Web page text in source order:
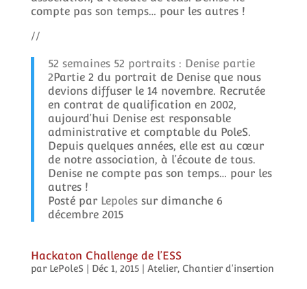
compte pas son temps… pour les autres !
//
52 semaines 52 portraits : Denise partie
2Partie 2 du portrait de Denise que nous
devions diffuser le 14 novembre. Recrutée
en contrat de qualification en 2002,
aujourd’hui Denise est responsable
administrative et comptable du PoleS.
Depuis quelques années, elle est au cœur
de notre association, à l’écoute de tous.
Denise ne compte pas son temps… pour les
autres !
Posté par Lepolessur dimanche 6
décembre 2015
Hackaton Challenge de l’ESS
par LePoleS Déc 1, 2015| Atelier, Chantier d'insertion